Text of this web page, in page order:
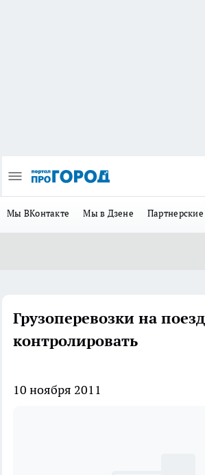
Мы ВКонтакте Мы в Дзене
Грузоперевозки на
контролировать
10 ноября 2011